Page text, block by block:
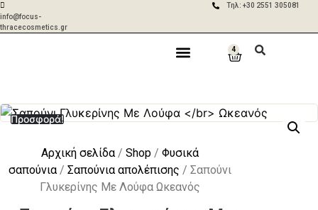
info@focus-
thracecosmetics.gr
άνω των 50€
Aποστολές σε 2-
Τηλ: +30 2551 305081
4
Προσφορά!
Αρχική σελίδα/ Shop/ Φυσικά
σαπούνια/ Σαπούνια απολέπισης / Σαπούνι
Γλυκερίνης Με Λούφα Ωκεανός